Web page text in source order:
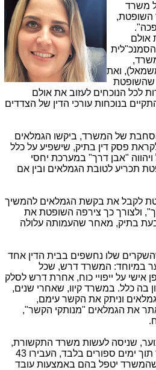
משרד
השופטת,
אולם
ואת
שהשופטת
לכל הנוכחים לעזוב את אולם
בנוכחות עורכי הדין של הצדדים
של המשרד, ביקשו הגמלאים
פסק דין בתיק, שישפיע על כלל
"אבן דרך" במערכת יחסי
תכריע לטובת הגמלאים ובין אם
לקבל את בקשת הגמלאים להמשיך
ולצורך כך צירפה השופטת את
בתיק, מאחר שהעמותה עלולה
שלו נחשפים בבית הדין אחד
במיוחד: המשרד דרש, שכל
אישי על ייפויי כוח, אחרת דרש לסלק
בה כלל. במשרד קיוו, שאחרי שנים,
וניתק את הקשר עימם,
את הגמלאים "מנותקי הקשר",
שניסה לעשות משרד התקשורת,
"התפוצץ לו בפרצוף", כאשר תוך ימים ספורים בלבד, העבירו 43
שהמשרד יטפל בהם באמצעות עובד